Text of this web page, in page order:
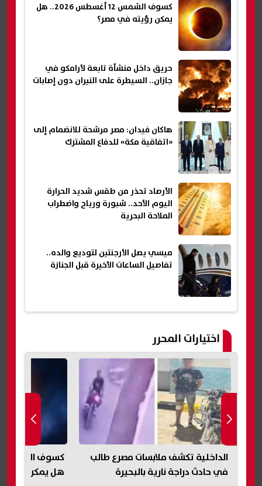
كسوف الشمس 12 أغسطس 2026.. هل
يمكن رؤيته في مصر؟
حريق داخل منشأة تابعة لأرامكو في
جازان.. السيطرة على النيران دون إصابات
هاكان فيدان: مصر مرشحة للانضمام إلى
«اتفاقية مكة» للدفاع المشترك
الأرصاد تحذر من طقس شديد الحرارة
اليوم الأحد.. شبورة ورياح واضطراب
الملاحة البحرية
ميسي يصل الأرجنتين لتوديع والده..
تفاصيل الساعات الأخيرة قبل الجنازة
اختيارات المحرر
كسوف الشمس 12 أغسطس 2026..
هل يمكن رؤيته في مصر؟
حريق داخل
جازان.. السيطرة